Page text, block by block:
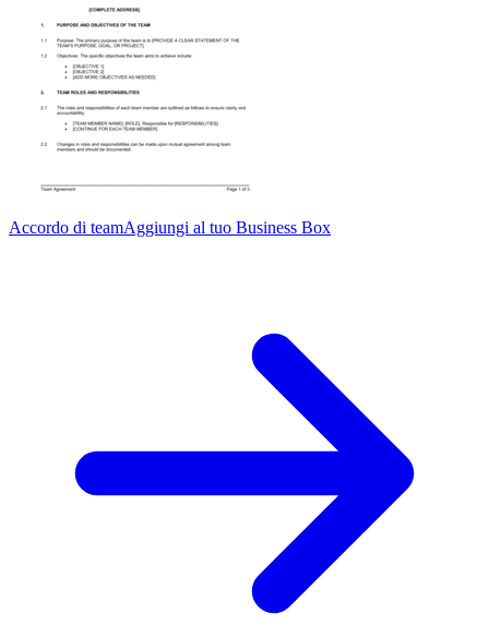
Accordo di teamAggiungi al tuo Business Box